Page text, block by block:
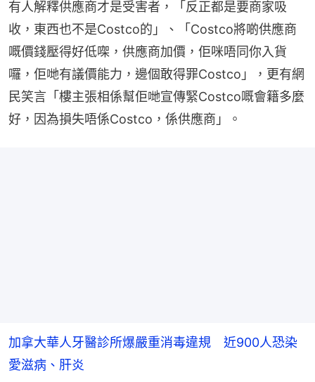
有人解釋供應商才是受害者，「反正都是要商家吸
收，東西也不是Costco的」、「Costco將啲供應商
嘅價錢壓得好低㗎，供應商加價，佢咪唔同你入貨
囉，佢哋有議價能力，邊個敢得罪Costco」，更有網
民笑言「樓主張相係幫佢哋宣傳緊Costco嘅會籍多麼
好，因為損失唔係Costco，係供應商」。
加拿大華人牙醫診所爆嚴重消毒違規 近900人恐染
愛滋病、肝炎